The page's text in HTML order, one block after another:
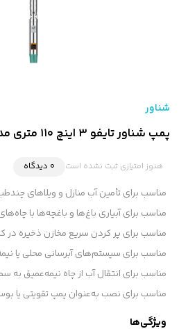
شناور
پمپ شناور تایفو 3 اینچ ۱۱۰ متری مدل 6SP17-11 سه فاز
هنوز امتیازی ثبت نشده است 0 دیدگاه
مناسب برای تأمین آب منازل و ویلاهای
مناسب برای آبیاری باغ‌ها و باغچه‌ها با
مناسب برای پر کردن سریع مخازن ذخیره در
مناسب برای سیستم‌های آبرسانی محلی یا
مناسب برای انتقال آب از چاه نیمه‌عمیق به
مناسب برای نصب به‌عنوان پمپ تقویتی یا
ویژگی‌ها